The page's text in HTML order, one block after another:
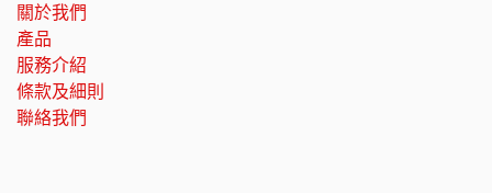
關於我們
產品
服務介紹
條款及細則
聯絡我們